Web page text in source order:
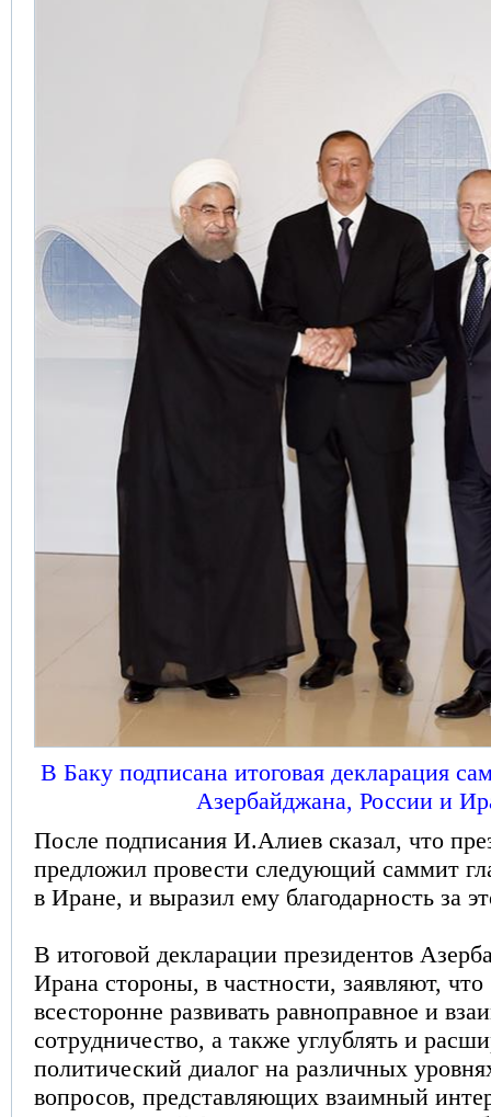
В Баку подписана итоговая декларация
Азербайджана, России и
После подписания И.Алиев сказал, что
предложил провести следующий саммит
в Иране, и выразил ему благодарность за
В итоговой декларации президентов
Ирана стороны, в частности, заявляют, что
всесторонне развивать равноправное и
сотрудничество, а также углублять и
политический диалог на различных
вопросов, представляющих взаимный